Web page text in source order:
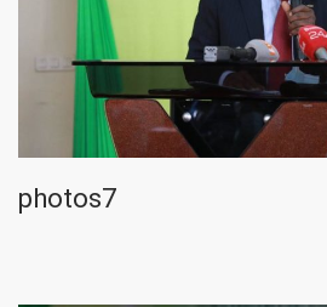
photos7